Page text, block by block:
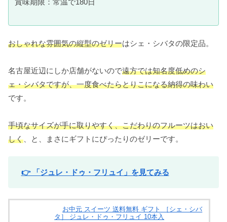
おしゃれな雰囲気の縦型のゼリーはシェ・シバタの限定品。
名古屋近辺にしか店舗がないので遠方では知名度低めのシ
ェ・シバタですが、一度食べたらとりこになる納得の味わい
です。
手頃なサイズが手に取りやすく、こだわりのフルーツはおい
しく 、と、まさにギフトにぴったりのゼリーです。
👉 「ジュレ・ドゥ・フリュイ」を見てみる
お中元 スイーツ 送料無料 ギフト ［シェ・シバ
タ］ ジュレ・ドゥ・フリュイ 10本入